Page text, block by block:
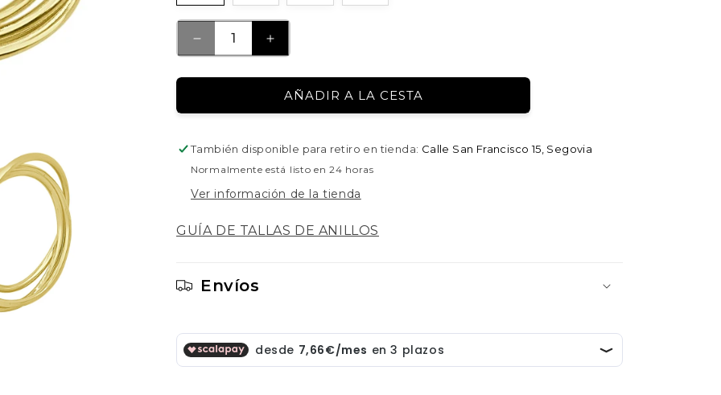
REDUCIR
PARA
AROS
PLATA
DORADA
AUMENTAR
PARA
ANILLO
AROS
PLATA
DORADA
AÑADIR A LA CESTA
También disponible para retiro en tienda: Calle San Francisco 15, Segovia
Normalmente está listo en 24 horas
Ver información de la tienda
GUÍA DE TALLAS DE ANILLOS
Envíos